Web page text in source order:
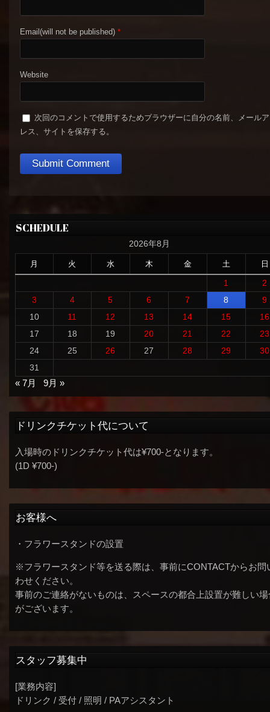
Email(will not be published) *
Website
次回のコメントで使用するためブラウザーに自分の名前、メール
レス、サイトを保存する。
SCHEDULE
2026年8月
月 火 水 木 金 土 日
1
2
3
4 5 6 7 8
9
10
11 12 13 14 15
16
17
18 19 20 21 22
23
24
25 26 27 28 29
30
31
« 7月
9月 »
ドリンクチケット代について
入場時のドリンクチケット代は¥700-となります。
(1D ¥700-)
お客様へ
・フラワースタンドの設置
※フラワースタンド等を送る際は、事前にCONTACTからお問
わせください。
事前のご連絡がないものは、スペースの都合上設置が難しい場
がございます。
スタッフ募集中
[業務内容]
ドリンク / 受付 / 照明 / PAアシスタント